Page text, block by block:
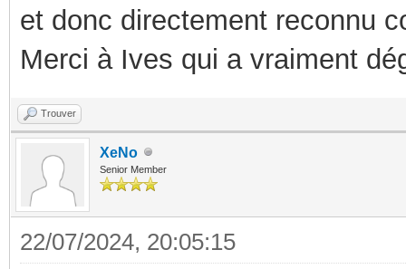
et donc directement reconnu
Merci à Ives qui a vraiment
Trouver
XeNo
Senior Member
22/07/2024, 20:05:15